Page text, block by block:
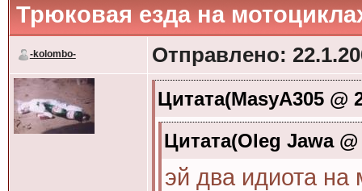
Трюковая езда на
-kolombo- Отправлено:
Цитата(MasyA305 @
Цитата(Oleg Jawa
эй два идиота на